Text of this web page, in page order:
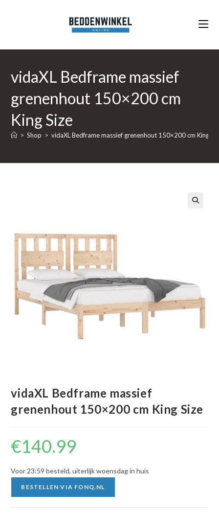
vidaXL Bedframe massief
grenenhout 150×200 cm
King Size
> Shop > vidaXL Bedframe massief grenenhout 150×200 cm King
vidaXL Bedframe massief
grenenhout 150×200 cm King Size
€140.99
Voor 23:59 besteld, uiterlijk woensdag in huis
BESTELLEN VIA FONQ.NL